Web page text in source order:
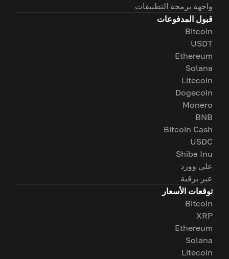
واجهة برمجة التطبيقات
قبول المدفوعات
Bitcoin
USDT
Ethereum
Solana
Litecoin
Dogecoin
Monero
BNB
Bitcoin Cash
USDC
Shiba Inu
على وورد
عبر برقية
توقعات الأسعار
Bitcoin
XRP
Ethereum
Solana
Litecoin